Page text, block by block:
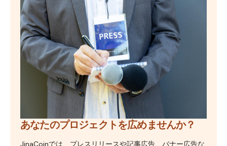
あなたのプロジェクトを広めませんか？
JinaCoinでは、プレスリリースや記事広告、バナー広告な